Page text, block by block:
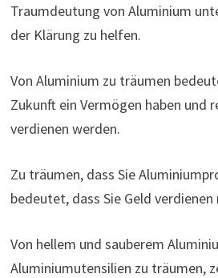
Traumdeutung von Aluminium
der Klärung zu helfen.
Von Aluminium zu träumen
Zukunft ein Vermögen haben und
verdienen werden.
Zu träumen, dass Sie
bedeutet, dass Sie Geld
Von hellem und sauberem
Aluminiumutensilien zu träumen,